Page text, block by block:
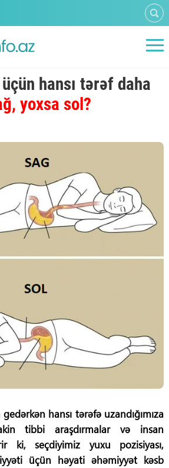
hansı tərəf daha
yoxsa sol?
hansı tərəfə uzandığımıza
tibbi araşdırmalar və insan
ki, seçdiyimiz yuxu pozisiyası,
üçün həyati əhəmiyyət kəsb